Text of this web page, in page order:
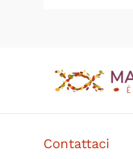
Contattaci